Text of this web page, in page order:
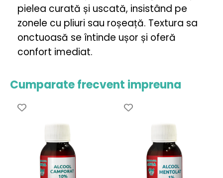
pielea curată și uscată, insistând pe
zonele cu pliuri sau roșeață. Textura sa
onctuoasă se întinde ușor și oferă
confort imediat.
Cumparate frecvent impreuna